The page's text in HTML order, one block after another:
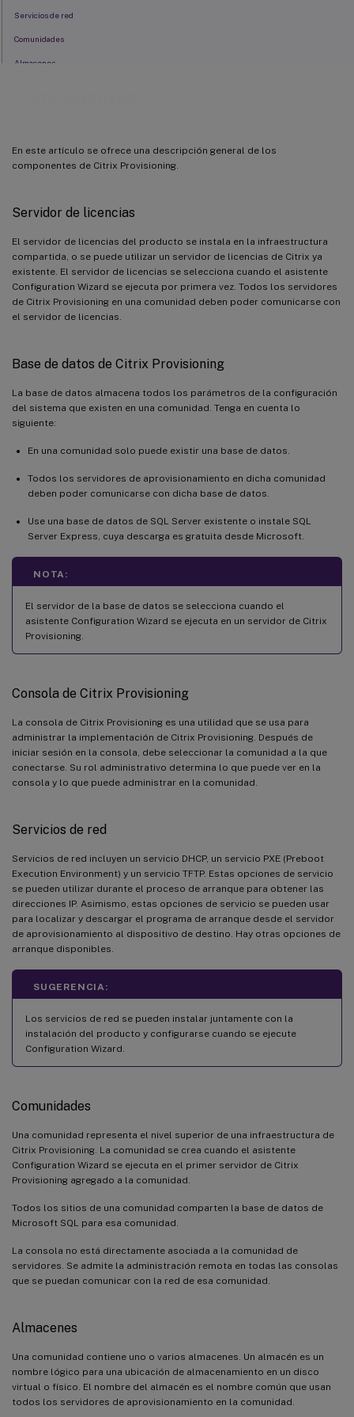
En este artículo se ofrece una descripción general de los
componentes de Citrix Provisioning.
Servidor de licencias
El servidor de licencias del producto se instala en la infraestructura
compartida, o se puede utilizar un servidor de licencias de Citrix ya
existente. El servidor de licencias se selecciona cuando el asistente
Configuration Wizard se ejecuta por primera vez. Todos los servidores
de Citrix Provisioning en una comunidad deben poder comunicarse con
el servidor de licencias.
Base de datos de Citrix Provisioning
La base de datos almacena todos los parámetros de la configuración
del sistema que existen en una comunidad. Tenga en cuenta lo
siguiente:
En una comunidad solo puede existir una base de datos.
Todos los servidores de aprovisionamiento en dicha comunidad
deben poder comunicarse con dicha base de datos.
Use una base de datos de SQL Server existente o instale SQL
Server Express, cuya descarga es gratuita desde Microsoft.
NOTA:
El servidor de la base de datos se selecciona cuando el
asistente Configuration Wizard se ejecuta en un servidor de Citrix
Provisioning.
Consola de Citrix Provisioning
La consola de Citrix Provisioning es una utilidad que se usa para
administrar la implementación de Citrix Provisioning. Después de
iniciar sesión en la consola, debe seleccionar la comunidad a la que
conectarse. Su rol administrativo determina lo que puede ver en la
consola y lo que puede administrar en la comunidad.
Servicios de red
Servicios de red incluyen un servicio DHCP, un servicio PXE (Preboot
Execution Environment) y un servicio TFTP. Estas opciones de servicio
se pueden utilizar durante el proceso de arranque para obtener las
direcciones IP. Asimismo, estas opciones de servicio se pueden usar
para localizar y descargar el programa de arranque desde el servidor
de aprovisionamiento al dispositivo de destino. Hay otras opciones de
arranque disponibles.
SUGERENCIA:
Los servicios de red se pueden instalar juntamente con la
instalación del producto y configurarse cuando se ejecute
Configuration Wizard.
Comunidades
Una comunidad representa el nivel superior de una infraestructura de
Citrix Provisioning. La comunidad se crea cuando el asistente
Configuration Wizard se ejecuta en el primer servidor de Citrix
Provisioning agregado a la comunidad.
Todos los sitios de una comunidad comparten la base de datos de
Microsoft SQL para esa comunidad.
La consola no está directamente asociada a la comunidad de
servidores. Se admite la administración remota en todas las consolas
que se puedan comunicar con la red de esa comunidad.
Almacenes
Una comunidad contiene uno o varios almacenes. Un almacén es un
nombre lógico para una ubicación de almacenamiento en un disco
virtual o físico. El nombre del almacén es el nombre común que usan
todos los servidores de aprovisionamiento en la comunidad.
Servicios de red
Comunidades
Almacenes